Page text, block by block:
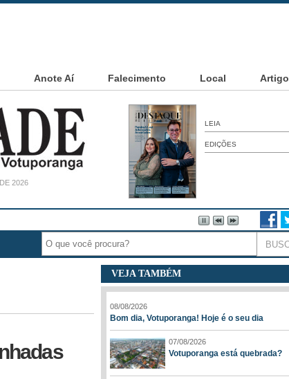
Anote Aí Falecimento Local Artigo
2026
LEIA
EDIÇÕES
VEJA TAMBÉM
08/08/2026
Bom dia, Votuporanga! Hoje é o seu dia
07/08/2026
Votuporanga está quebrada?